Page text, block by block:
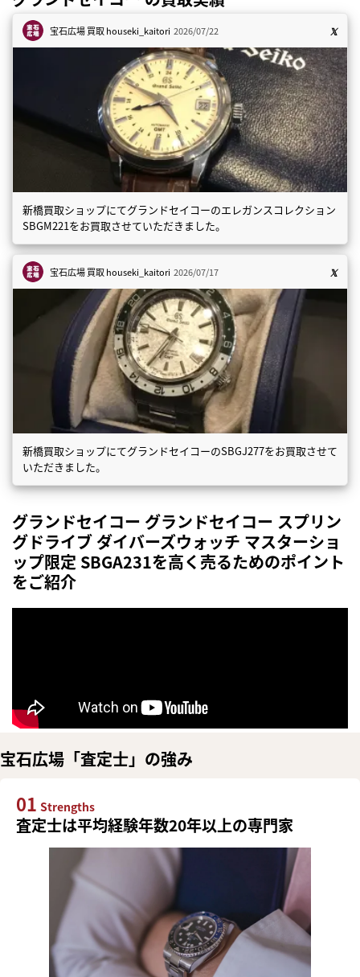
宝石広場 買取houseki_kaitori 2026/07/22
新橋買取ショップにてグランドセイコーのエレガンスコレクション
SBGM221をお買取させていただきました。
宝石広場 買取houseki_kaitori 2026/07/17
新橋買取ショップにてグランドセイコーのSBGJ277をお買取させて
いただきました。
グランドセイコー グランドセイコー スプリン
グドライブ ダイバーズウォッチ マスターショ
ップ限定 SBGA231を高く売るためのポイント
をご紹介
宝石広場「査定士」の強み
01 Strengths
査定士は平均経験年数20年以上の専門家